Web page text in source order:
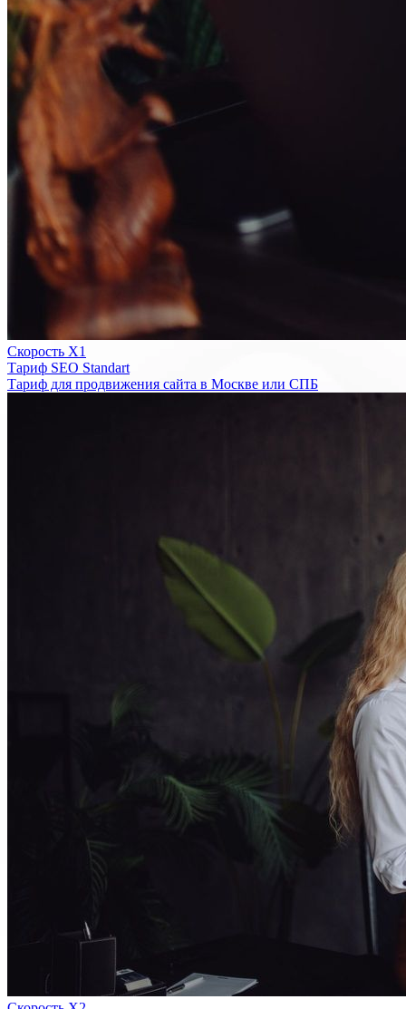
Скорость Х1
Тариф SEO Standart
Тариф для продвижения сайта в Москве или СПБ